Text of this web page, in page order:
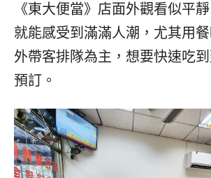
《東大便當》店面外觀看似平
就能感受到滿滿人潮，尤其用
外帶客排隊為主，想要快速吃
預訂。